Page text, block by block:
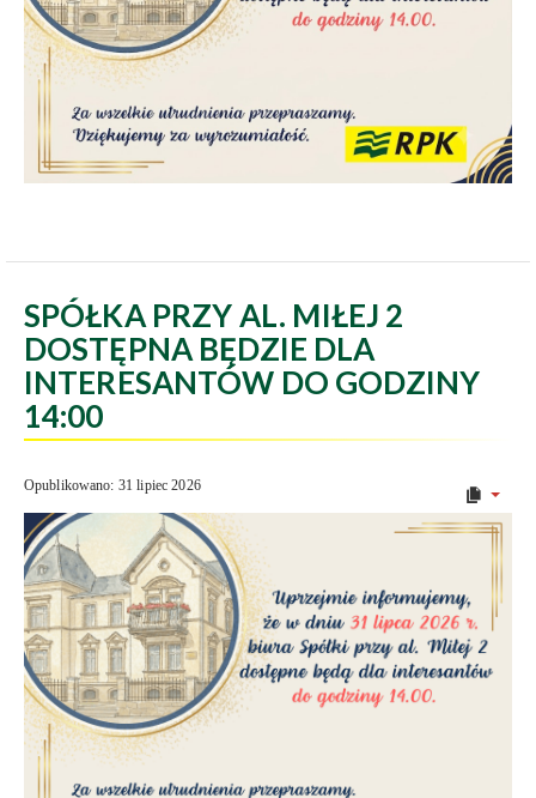
SPÓŁKA PRZY AL. MIŁEJ 2
DOSTĘPNA BĘDZIE DLA
INTERESANTÓW DO GODZINY
14:00
Opublikowano: 31 lipiec 2026